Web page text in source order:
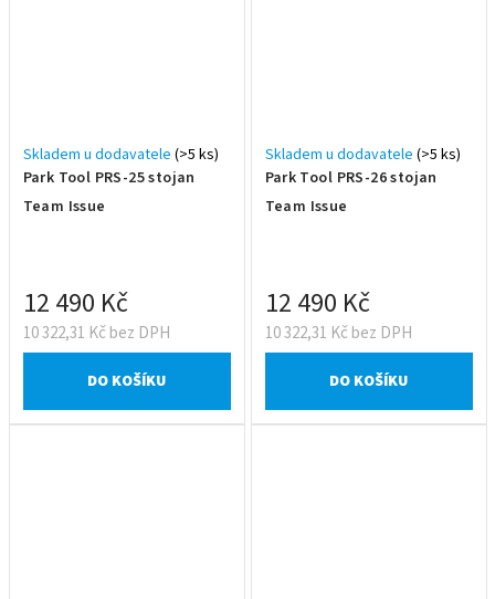
Park Tool PRS-25 stojan
Team Issue
Skladem u dodavatele (>5 ks)
10 322,31 Kč bez DPH
12 490 Kč
DO KOŠÍKU
Park Tool PRS-26 stojan
Team Issue
Skladem u dodavatele (>5 ks)
10 322,31 Kč bez DPH
12 490 Kč
DO KOŠÍKU